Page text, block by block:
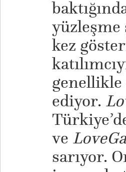
yüzleşme
kez
ediyor.
ve
sarıyor.